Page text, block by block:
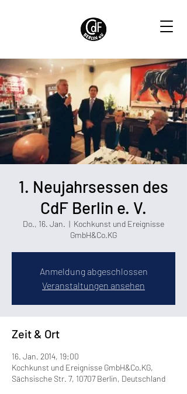
1. Neujahrsessen des
CdF Berlin e. V.
Do., 16. Jan.
  |
Kochkunst und Ereignisse
GmbH&Co.KG
Anmeldung abgeschlossen
Veranstaltungen ansehen
Zeit & Ort
16. Jan. 2014, 19:00
Kochkunst und Ereignisse GmbH&Co.KG,
Sächsische Str. 7, 10707 Berlin, Deutschland